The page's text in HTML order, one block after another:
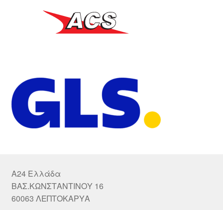
A24 Ελλάδα
ΒΑΣ.ΚΩΝΣΤΑΝΤΙΝΟΥ 16
60063 ΛΕΠΤΟΚΑΡΥΑ